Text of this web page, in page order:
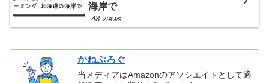
海岸で
48 views
かねぶろぐ
当メディアはAmazonのアソシエイトとして適